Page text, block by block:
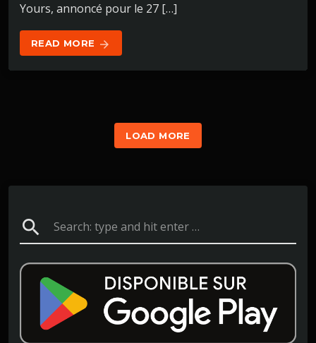
Yours, annoncé pour le 27 […]
READ MORE arrow_forward
LOAD MORE
search